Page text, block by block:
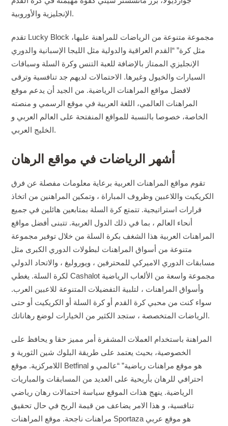
الإنجليزية والأوروبية.
تقدم Lucky Block مجموعة متنوعة من الرياضات للمراهنة عليها،
مثل كرة” “القدم العراقية والدولية مثل الليجا الإسبانية والدوري
الإنجليزي الممتاز بالإضافة للعبة التنس وكرة السلة وسباقات
السيارات والخيول وغيرها. الاحتمالات لديهم جد تنافسية وترقى
لافضل مواقع المراهنات الرياضية. من الجيد أن يدعم موقع
المراهنات العالمي، اللغة العربية في موقع الرسمي و منصته
الخاصة، خصوصا بالنسبة للمواقع المنفتحة على العالم العربي و
الخليج العربي.
أشهر الرياضات في مواقع الرهان
تقوم مواقع المراهنات العربية برعاية معلومات مفصلة عن فرق
الكريكيت واللاعبين وظروف المباراة ، وتمكين المراهنين من اتخاذ
قرارات استراتيجية. تتمتع كرة السلة بمتابعين هائلين في جميع
أنحاء العالم ، بما في ذلك الدول العربية. تتبنى أفضل مواقع
المراهنات العربية هذا الشغف بكرة السلة من خلال توفير مجموعة
متنوعة من أسواق المراهنات لبطولات الدوري الكبرى مثل
مسابقات الدوري الاميركي للمحترفين ، ويوروليغ ، والاتحاد الدولي
لكرة السلة. يغطي Cashalot مجموعة واسعة من الألعاب الرياضية
وأسواق المراهنات ، لتلبية التفضيلات المتنوعة للاعبين العرب.
سواء كنت من محبي كرة القدم أو كرة السلة أو الكريكيت أو حتى
الرياضات المتخصصة ، ستجد الكثير من الخيارات لوضع رهاناتك.
المراهنة باستخدام العملات المشفرة أمر مميز حقا و يحافظ على
الخصوصية، بحيث يعتمد على طريقة البلوك شين الثورية و
اللامركزية. موقع Betfinal هو موقع مراهنات رياضية” “عالمي و
احترافي للرهان بأريحية على العديد من المسابقات والمباريات
الرياضية. ينهج هذات الموقع سياسة احتمالات رهان رياضي
تنافسية، و هذا الامر يضاعف من قيمة الربح في حال تحقيق
مراهنات ناجحة. موقع المراهنات Sportaza هو موقع عربي